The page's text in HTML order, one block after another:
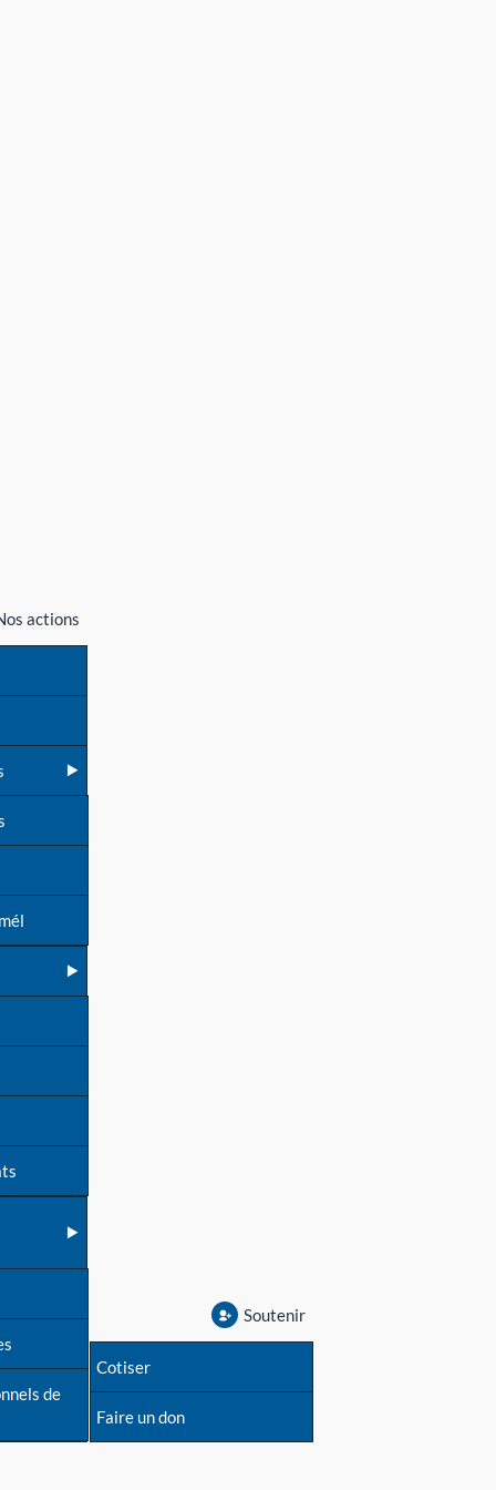
actions
de
Soutenir
Cotiser
Faire un don